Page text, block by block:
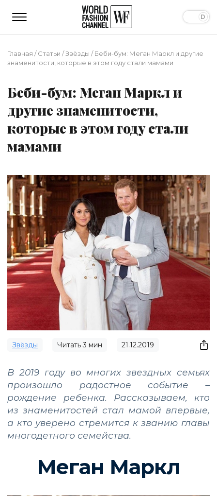
Главная /Статьи /Звёзды /Беби-бум: Меган Маркл и другие
знаменитости, которые в этом году стали мамами
Беби-бум: Меган Маркл и
другие знаменитости,
которые в этом году стали
мамами
Звёзды Читать3 мин 21.12.2019
В 2019 году во многих звездных семьях
произошло радостное событие –
рождение ребенка. Рассказываем, кто
из знаменитостей стал мамой впервые,
а кто уверено стремится к званию главы
многодетного семейства.
Меган Маркл